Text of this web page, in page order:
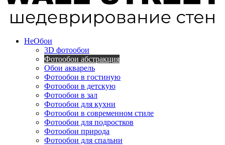
НеОбои
3D фотообои
Фотообои абстракция
Обои акварель
Фотообои в гостиную
Фотообои в детскую
Фотообои в зал
Фотообои для кухни
Фотообои в современном стиле
Фотообои для подростков
Фотообои природа
Фотообои для спальни